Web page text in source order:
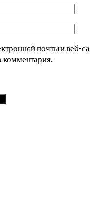
почты и веб-
комментария.